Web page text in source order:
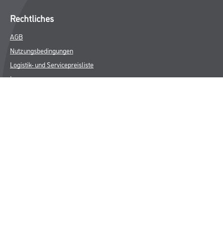
Rechtliches
AGB
Nutzungsbedingungen
Logistik- und Servicepreisliste
Impressum